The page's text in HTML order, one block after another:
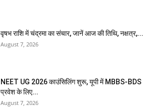
वृषभ राशि में चंद्रमा का संचार, जानें आज की तिथि, नक्षत्र,...
August 7, 2026
NEET UG 2026 काउंसिलिंग शुरू, यूपी में MBBS-BDS
प्रवेश के लिए...
August 7, 2026